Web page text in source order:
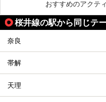
おすすめのアクテ
桜井線の駅から同じテ
奈良
帯解
天理